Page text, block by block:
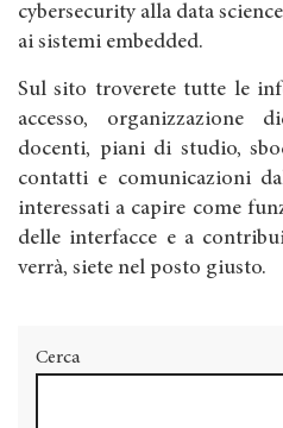
cybersecurity alla data
ai sistemi embedded.
Sul sito troverete tutte le
accesso, organizzazione
docenti, piani di studio,
contatti e comunicazioni
interessati a capire come
delle interfacce e a
verrà, siete nel posto giusto.
Cerca